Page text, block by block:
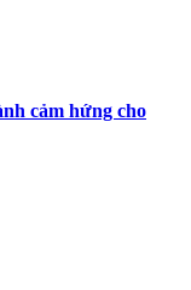
cảm hứng cho